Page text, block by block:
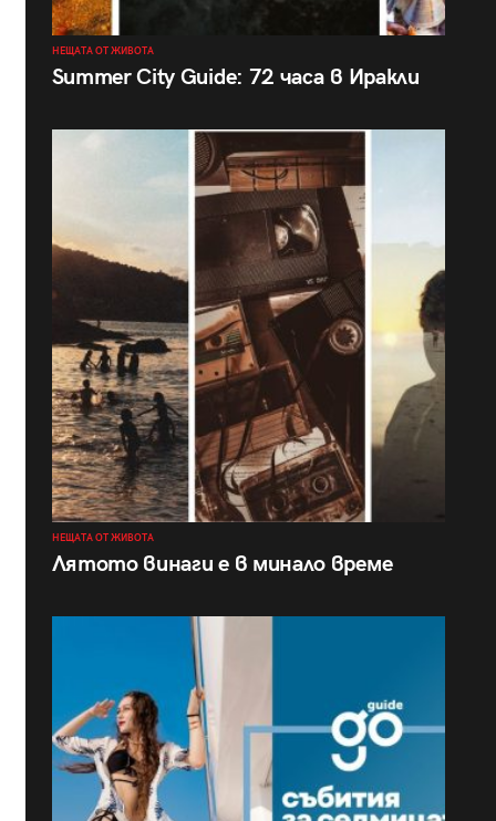
НЕЩАТА ОТ ЖИВОТА
Summer City Guide: 72 часа в Иракли
НЕЩАТА ОТ ЖИВОТА
Лятото винаги е в минало време